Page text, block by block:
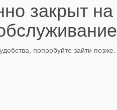
закрыт на
попробуйте зайти позже.